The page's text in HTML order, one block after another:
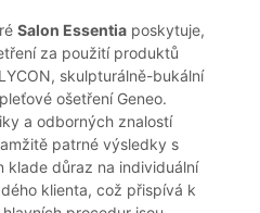
Salon Essentia poskytuje,
za použití produktů
skulpturálně-bukální
ošetření Geneo.
a odborných znalostí
patrné výsledky s
klade důraz na individuální
klienta, což přispívá k